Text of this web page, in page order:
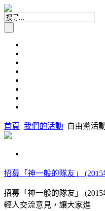
首頁 我們的活動 自由黨活
招募「神一般的隊友」 (2015
招募「神一般的隊友」
輕人交流意見，讓大家進